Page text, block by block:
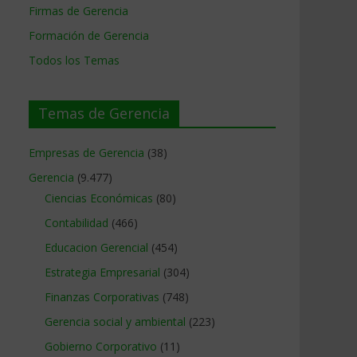
Firmas de Gerencia
Formación de Gerencia
Todos los Temas
Temas de Gerencia
Empresas de Gerencia (38)
Gerencia (9.477)
Ciencias Económicas (80)
Contabilidad (466)
Educacion Gerencial (454)
Estrategia Empresarial (304)
Finanzas Corporativas (748)
Gerencia social y ambiental (223)
Gobierno Corporativo (11)